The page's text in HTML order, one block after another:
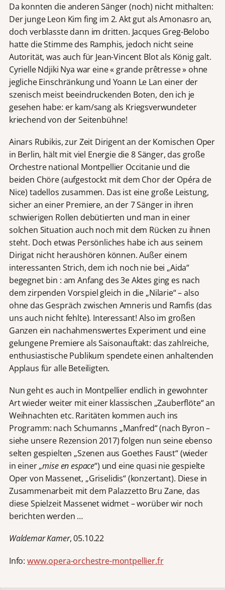
Da konnten die anderen Sänger (noch) nicht mithalten:
Der junge Leon Kim fing im 2. Akt gut als Amonasro an,
doch verblasste dann im dritten. Jacques Greg-Belobo
hatte die Stimme des Ramphis, jedoch nicht seine
Autorität, was auch für Jean-Vincent Blot als König galt.
Cyrielle Ndjiki Nya war eine « grande prêtresse » ohne
jegliche Einschränkung und Yoann Le Lan einer der
szenisch meist beeindruckenden Boten, den ich je
gesehen habe: er kam/sang als Kriegsverwundeter
kriechend von der Seitenbühne!
Ainars Rubikis, zur Zeit Dirigent an der Komischen Oper
in Berlin, hält mit viel Energie die 8 Sänger, das große
Orchestre national Montpellier Occitanie und die
beiden Chöre (aufgestockt mit dem Chor der Opéra de
Nice) tadellos zusammen. Das ist eine große Leistung,
sicher an einer Premiere, an der 7 Sänger in ihren
schwierigen Rollen debütierten und man in einer
solchen Situation auch noch mit dem Rücken zu ihnen
steht. Doch etwas Persönliches habe ich aus seinem
Dirigat nicht heraushören können. Außer einem
interessanten Strich, dem ich noch nie bei „Aida“
begegnet bin : am Anfang des 3e Aktes ging es nach
dem zirpenden Vorspiel gleich in die „Nilarie“ – also
ohne das Gespräch zwischen Amneris und Ramfis (das
uns auch nicht fehlte). Interessant! Also im großen
Ganzen ein nachahmenswertes Experiment und eine
gelungene Premiere als Saisonauftakt: das zahlreiche,
enthusiastische Publikum spendete einen anhaltenden
Applaus für alle Beteiligten.
Nun geht es auch in Montpellier endlich in gewohnter
Art wieder weiter mit einer klassischen „Zauberflöte“ an
Weihnachten etc. Raritäten kommen auch ins
Programm: nach Schumanns „Manfred“ (nach Byron –
siehe unsere Rezension 2017) folgen nun seine ebenso
selten gespielten „Szenen aus Goethes Faust“ (wieder
in einer „mise en espace“) und eine quasi nie gespielte
Oper von Massenet, „Griselidis“ (konzertant). Diese in
Zusammenarbeit mit dem Palazzetto Bru Zane, das
diese Spielzeit Massenet widmet – worüber wir noch
berichten werden …
Waldemar Kamer, 05.10.22
Info: www.opera-orchestre-montpellier.fr